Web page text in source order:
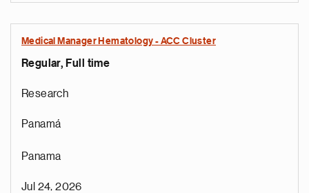
Medical Manager Hematology - ACC Cluster
Regular, Full time
Research
Panamá
Panama
Jul 24, 2026